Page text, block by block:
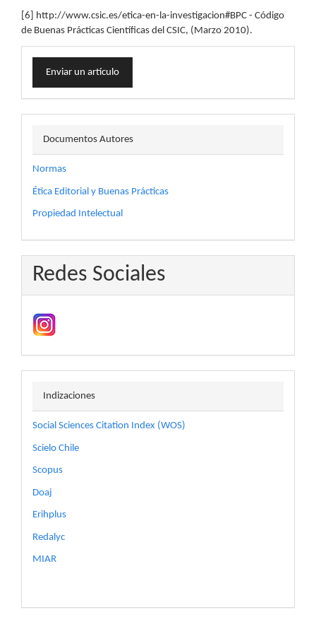
[6] http://www.csic.es/etica-en-la-investigacion#BPC - Código
de Buenas Prácticas Científicas del CSIC, (Marzo 2010).
Enviar
unEnviar un artículo
docautor
Documentos Autores
Normas
Ética Editorial y Buenas Prácticas
Propiedad Intelectual
Redes Sociales
indizaciones
Indizaciones
Social Sciences Citation Index (WOS)
Scielo Chile
Scopus
Doaj
Erihplus
Redalyc
MIAR